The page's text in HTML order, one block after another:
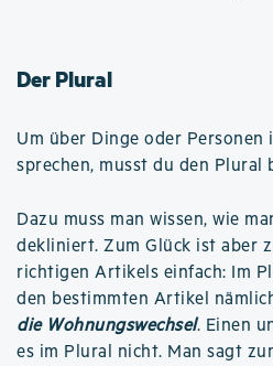
Der Plural
Um über Dinge oder Personen
sprechen, musst du den Plural
Dazu muss man wissen, wie
dekliniert. Zum Glück ist aber
richtigen Artikels einfach: Im
den bestimmten Artikel
die Wohnungswechsel. Einen
es im Plural nicht. Man sagt